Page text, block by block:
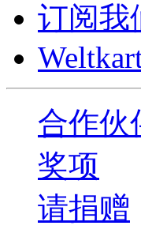
订阅我
合作伙
奖项
请捐赠